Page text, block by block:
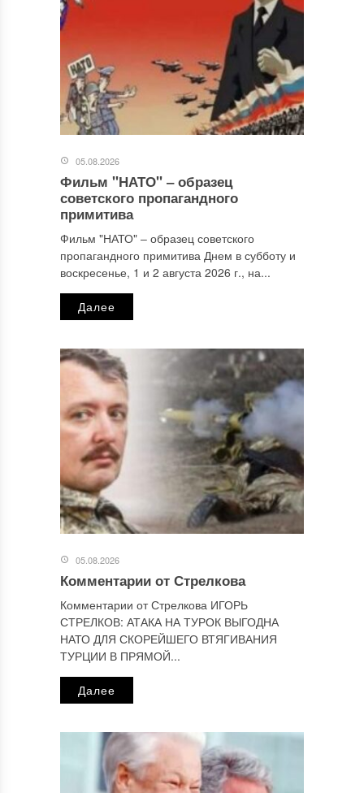
Этот сайт использует Akismet для борьбы со спамом.
Узнайте, как обрабатываются ваши данные комментариев
персональных данных.
05.08.2026
Фильм "НАТО" ‒ образец
советского пропагандного
примитива
Фильм "НАТО" ‒ образец советского
пропагандного примитива Днем в субботу и
воскресенье, 1 и 2 августа 2026 г., на...
Далее
05.08.2026
Комментарии от Стрелкова
Комментарии от Стрелкова ИГОРЬ
СТРЕЛКОВ: АТАКА НА ТУРОК ВЫГОДНА
НАТО ДЛЯ СКОРЕЙШЕГО ВТЯГИВАНИЯ
ТУРЦИИ В ПРЯМОЙ...
Далее